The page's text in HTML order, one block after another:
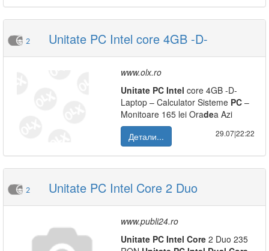
2 Unitate PC Intel core 4GB -D-
www.olx.ro
Unitate PC Intel core 4GB -D-
Laptop – Calculator Sisteme PC –
Monitoare 165 lei Oradea Azi
Детали...
29.07|22:22
2 Unitate PC Intel Core 2 Duo
www.publi24.ro
Unitate PC Intel Core 2 Duo 235